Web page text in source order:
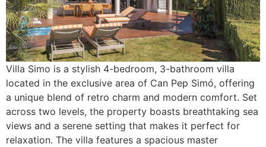
Villa Simo is a stylish 4-bedroom, 3-bathroom villa
located in the exclusive area of Can Pep Simó, offering
a unique blend of retro charm and modern comfort. Set
across two levels, the property boasts breathtaking sea
views and a serene setting that makes it perfect for
relaxation. The villa features a spacious master